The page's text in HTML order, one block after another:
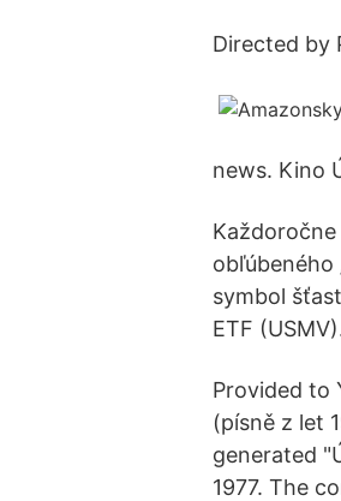
Directed by
news. Kino
obľúbeného
symbol
ETF
Provided to
(písně z let
generated
1977. The